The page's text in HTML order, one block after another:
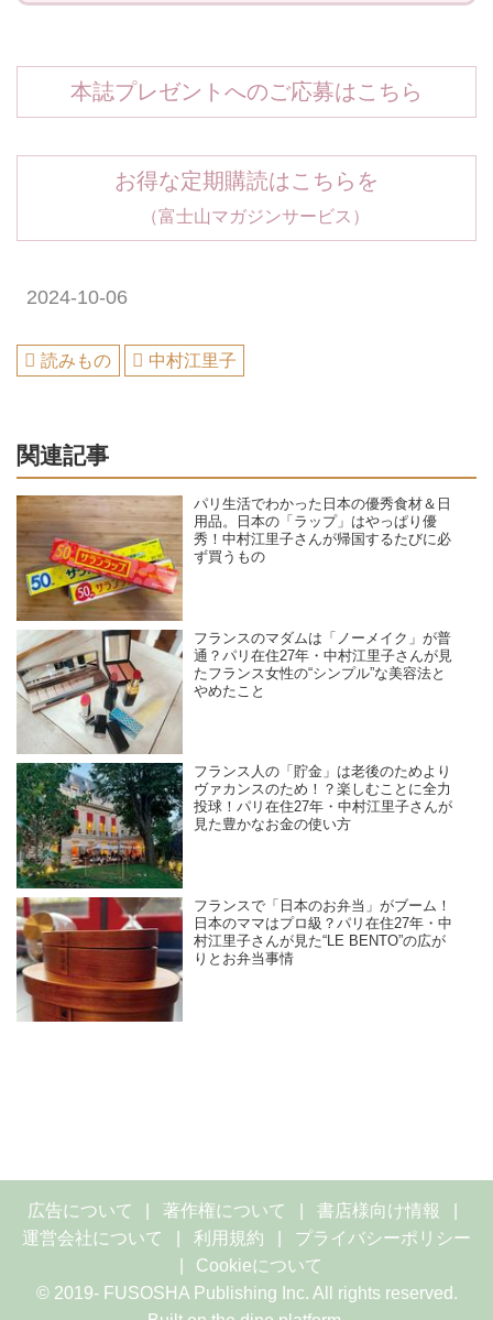
本誌プレゼントへのご応募はこちら
お得な定期購読はこちらを
（富士山マガジンサービス）
2024-10-06
読みもの 中村江里子
関連記事
パリ生活でわかった日本の優秀食材＆日
用品。日本の「ラップ」はやっぱり優
秀！中村江里子さんが帰国するたびに必
ず買うもの
フランスのマダムは「ノーメイク」が普
通？パリ在住27年・中村江里子さんが見
たフランス女性の“シンプル”な美容法と
やめたこと
フランス人の「貯金」は老後のためより
ヴァカンスのため！？楽しむことに全力
投球！パリ在住27年・中村江里子さんが
見た豊かなお金の使い方
フランスで「日本のお弁当」がブーム！
日本のママはプロ級？パリ在住27年・中
村江里子さんが見た“LE BENTO”の広が
りとお弁当事情
広告について 著作権について
書店様向け情報
運営会社について
利用規約
プライバシーポリシー
Cookieについて
© 2019- FUSOSHA Publishing Inc. All rights reserved.